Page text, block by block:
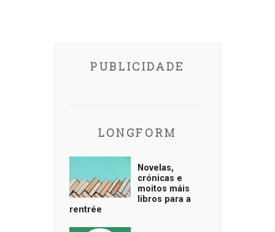
PUBLICIDADE
LONGFORM
Novelas,
crónicas e
moitos máis
libros para a
rentrée